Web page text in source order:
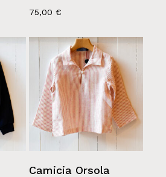
75,00€
Camicia Orsola